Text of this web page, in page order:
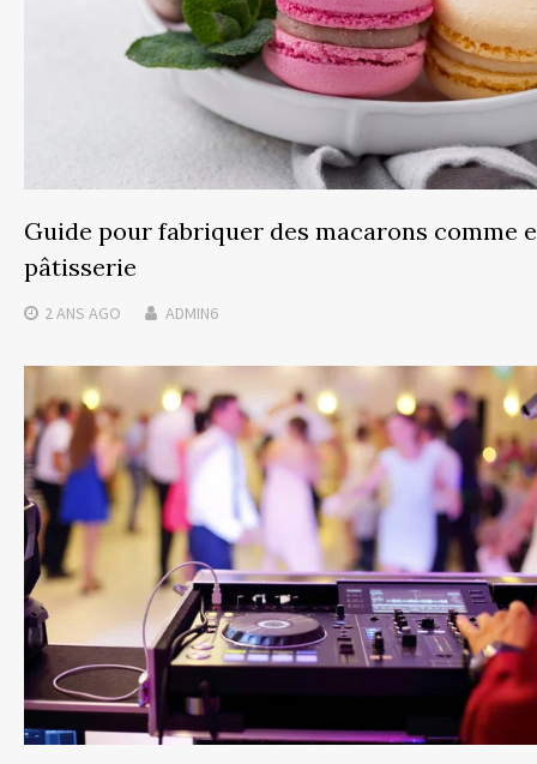
Guide pour fabriquer des macarons comme
pâtisserie
2 ANS AGO ADMIN6